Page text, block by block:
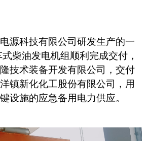
源科技有限公司研发生产的一
柴油发电机组顺利完成交付，
技术装备开发有限公司，交付
镇新化化工股份有限公司，用
设施的应急备用电力供应。